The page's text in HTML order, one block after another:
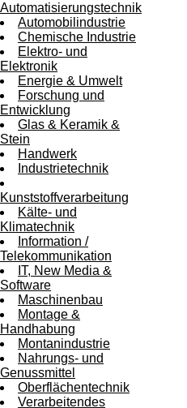
Automatisierungstechnik
Automobilindustrie
Chemische Industrie
Elektro- und
Elektronik
Energie & Umwelt
Forschung und
Entwicklung
Glas & Keramik &
Stein
Handwerk
Industrietechnik
Kunststoffverarbeitung
Kälte- und
Klimatechnik
Information /
Telekommunikation
IT, New Media &
Software
Maschinenbau
Montage &
Handhabung
Montanindustrie
Nahrungs- und
Genussmittel
Oberflächentechnik
Verarbeitendes